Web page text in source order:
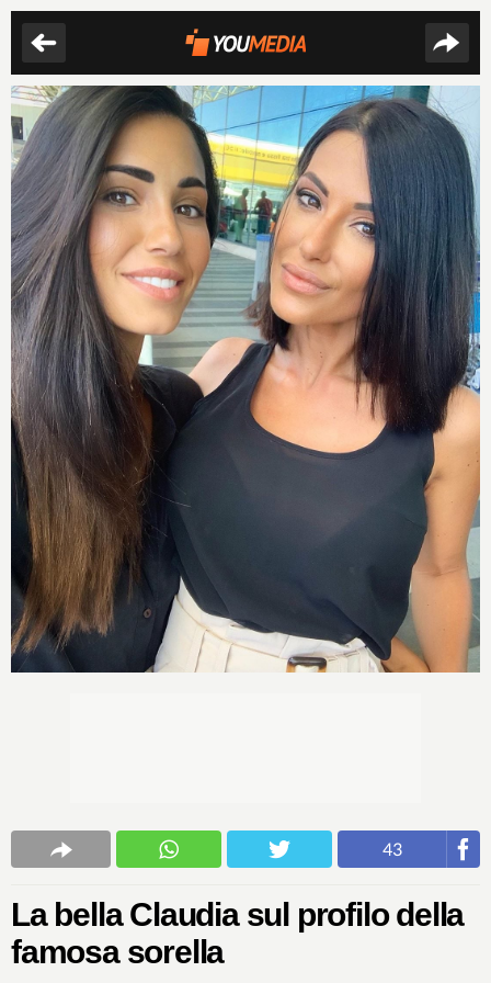
43
La bella Claudia sul profilo della
famosa sorella